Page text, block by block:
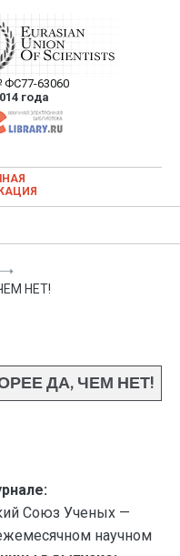
Ученых —
статей в
журнале
63060
года
научных статей в
журнале
НЕТ!
ДА, ЧЕМ НЕТ!
Союз Ученых —
научном